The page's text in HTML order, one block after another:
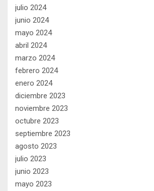
julio 2024
junio 2024
mayo 2024
abril 2024
marzo 2024
febrero 2024
enero 2024
diciembre 2023
noviembre 2023
octubre 2023
septiembre 2023
agosto 2023
julio 2023
junio 2023
mayo 2023